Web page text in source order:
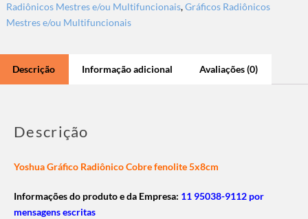
Radiônicos Mestres e/ou Multifuncionais,Gráficos Radiônicos
Mestres e/ou Multifuncionais
Descrição Informação adicional Avaliações (0)
Descrição
Yoshua Gráfico Radiônico Cobre fenolite 5x8cm
Informações do produto e da Empresa: 11 95038-9112 por
mensagens escritas